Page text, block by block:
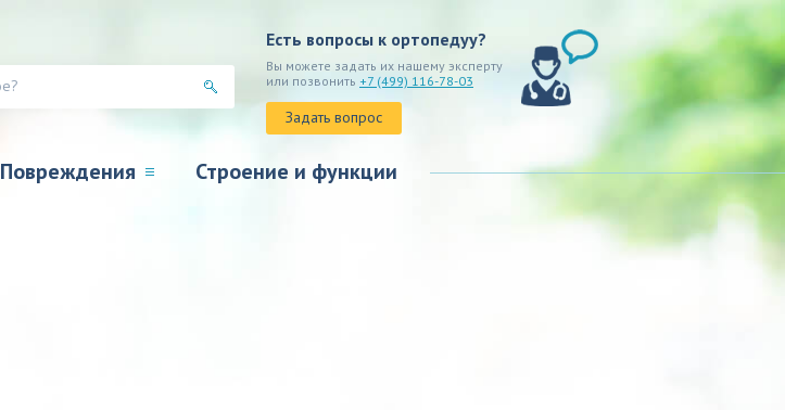
Есть вопросы к ортопедуу?
Вы можете задать их нашему эксперту
или позвонить +7 (499) 116-78-03
Задать вопрос
Повреждения Строение и функции